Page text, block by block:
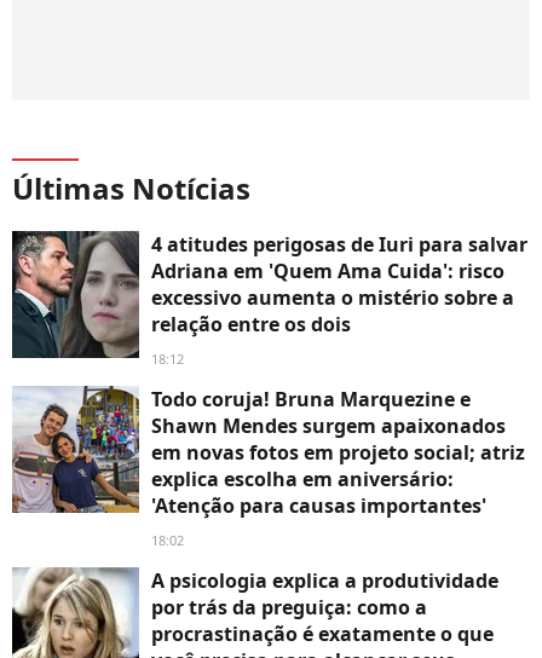
Últimas Notícias
4 atitudes perigosas de Iuri para salvar
Adriana em 'Quem Ama Cuida': risco
excessivo aumenta o mistério sobre a
relação entre os dois
18:12
Todo coruja! Bruna Marquezine e
Shawn Mendes surgem apaixonados
em novas fotos em projeto social; atriz
explica escolha em aniversário:
'Atenção para causas importantes'
18:02
A psicologia explica a produtividade
por trás da preguiça: como a
procrastinação é exatamente o que